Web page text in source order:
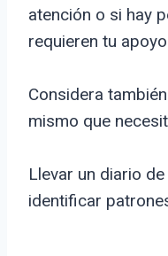
atención o si hay
requieren tu
Considera
mismo que
Llevar un diario
identificar